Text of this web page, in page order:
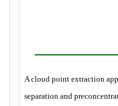
A cloud point extraction
separation and